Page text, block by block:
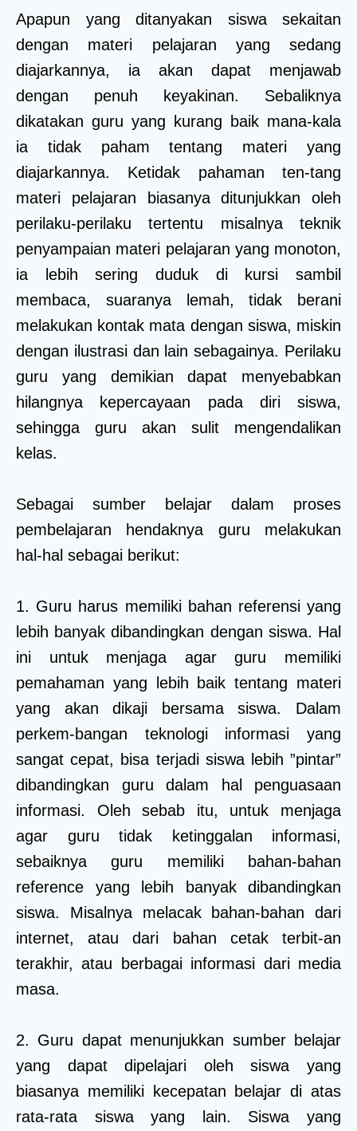
Apapun yang ditanyakan siswa sekaitan
dengan materi pelajaran yang sedang
diajarkannya, ia akan dapat menjawab
dengan penuh keyakinan. Sebaliknya
dikatakan guru yang kurang baik mana-kala
ia tidak paham tentang materi yang
diajarkannya. Ketidak pahaman ten-tang
materi pelajaran biasanya ditunjukkan oleh
perilaku-perilaku tertentu misalnya teknik
penyampaian materi pelajaran yang monoton,
ia lebih sering duduk di kursi sambil
membaca, suaranya lemah, tidak berani
melakukan kontak mata dengan siswa, miskin
dengan ilustrasi dan lain sebagainya. Perilaku
guru yang demikian dapat menyebabkan
hilangnya kepercayaan pada diri siswa,
sehingga guru akan sulit mengendalikan
kelas.
Sebagai sumber belajar dalam proses
pembelajaran hendaknya guru melakukan
hal-hal sebagai berikut:
1. Guru harus memiliki bahan referensi yang
lebih banyak dibandingkan dengan siswa. Hal
ini untuk menjaga agar guru memiliki
pemahaman yang lebih baik tentang materi
yang akan dikaji bersama siswa. Dalam
perkem-bangan teknologi informasi yang
sangat cepat, bisa terjadi siswa lebih ”pintar”
dibandingkan guru dalam hal penguasaan
informasi. Oleh sebab itu, untuk menjaga
agar guru tidak ketinggalan informasi,
sebaiknya guru memiliki bahan-bahan
reference yang lebih banyak dibandingkan
siswa. Misalnya melacak bahan-bahan dari
internet, atau dari bahan cetak terbit-an
terakhir, atau berbagai informasi dari media
masa.
2. Guru dapat menunjukkan sumber belajar
yang dapat dipelajari oleh siswa yang
biasanya memiliki kecepatan belajar di atas
rata-rata siswa yang lain. Siswa yang